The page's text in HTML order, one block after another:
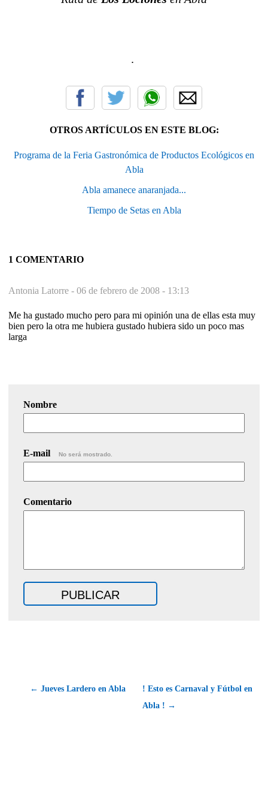
.
OTROS ARTÍCULOS EN ESTE BLOG:
Programa de la Feria Gastronómica de Productos Ecológicos en
Abla
Abla amanece anaranjada...
Tiempo de Setas en Abla
1 COMENTARIO
Antonia Latorre - 06 de febrero de 2008 - 13:13
Me ha gustado mucho pero para mi opinión una de ellas esta muy
bien pero la otra me hubiera gustado hubiera sido un poco mas
larga
Nombre
E-mail No será mostrado.
Comentario
← Jueves Lardero en Abla
! Esto es Carnaval y Fútbol en
Abla ! →